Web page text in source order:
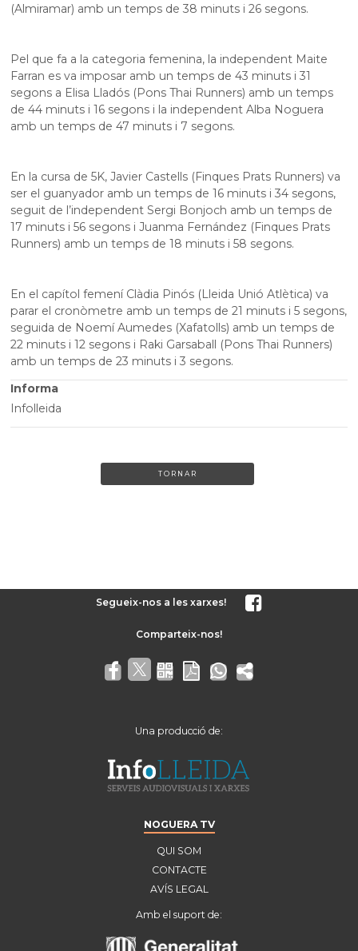
(Almiramar) amb un temps de 38 minuts i 26 segons.
Pel que fa a la categoria femenina, la independent Maite
Farran es va imposar amb un temps de 43 minuts i 31
segons a Elisa Lladós (Pons Thai Runners) amb un temps
de 44 minuts i 16 segons i la independent Alba Noguera
amb un temps de 47 minuts i 7 segons.
En la cursa de 5K, Javier Castells (Finques Prats Runners) va
ser el guanyador amb un temps de 16 minuts i 34 segons,
seguit de l’independent Sergi Bonjoch amb un temps de
17 minuts i 56 segons i Juanma Fernández (Finques Prats
Runners) amb un temps de 18 minuts i 58 segons.
En el capítol femení Clàdia Pinós (Lleida Unió Atlètica) va
parar el cronòmetre amb un temps de 21 minuts i 5 segons,
seguida de Noemí Aumedes (Xafatolls) amb un temps de
22 minuts i 12 segons i Raki Garsaball (Pons Thai Runners)
amb un temps de 23 minuts i 3 segons.
Informa
Infolleida
TORNAR
Segueix-nos a les xarxes!
Una producció de:
NOGUERA TV
QUI SOM
CONTACTE
AVÍS LEGAL
Amb el suport de: